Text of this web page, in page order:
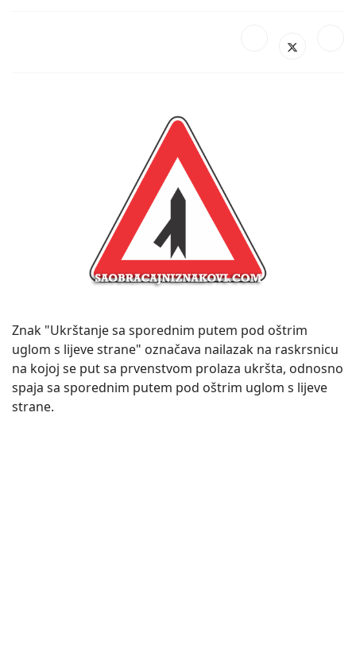
Znak "Ukrštanje sa sporednim putem pod oštrim
uglom s lijeve strane" označava nailazak na raskrsnicu
na kojoj se put sa prvenstvom prolaza ukršta, odnosno
spaja sa sporednim putem pod oštrim uglom s lijeve
strane.